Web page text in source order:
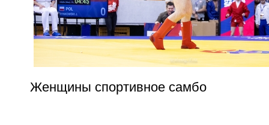
Женщины спортивное самбо